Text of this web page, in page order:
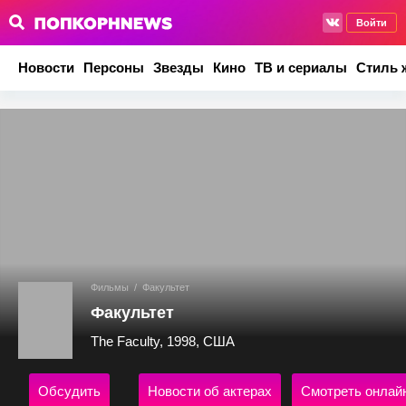
Войти
Новости Персоны Звезды Кино ТВ и сериалы Стиль
Фильмы / Факультет
Факультет
The Faculty, 1998, США
Обсудить Новости об актерах Смотреть